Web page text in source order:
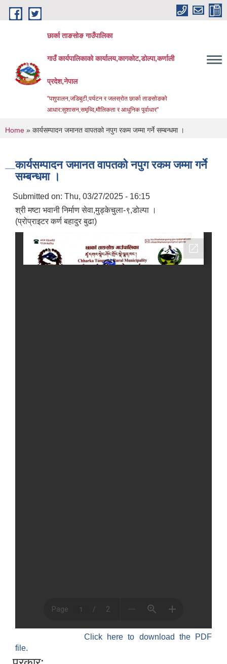
Skip to main content
छार्का ताङसोङ गाउँपालिका
गाउँ कार्यपालिकाको कार्यालय,कागकोट,डोल्पा,कर्णाली
प्रदेश,नेपाल
"पशुपालन,जडिबुटी,पर्यटन र जलस्रोत छार्का ताङसोङको
आधार:सुशासन,समृध्दि,मौलिकता र आधुनिक पूर्वाधार''
You are here
Home » कार्यसम्पादन जमानत वापतको नपुग रकम जम्मा गर्ने सम्बन्धमा ।
कार्यसम्पादन जमानत वापतको नपुग रकम जम्मा गर्ने
सम्बन्धमा ।
Submitted on: Thu, 03/27/2025 - 16:15
श्री मष्टा भवानी निर्माण सेवा,मुड्केचुला-९,डोल्पा ।
(प्रोप्राइटर कर्ण बहादुर बुढा)
Click here to download the PDF
file.